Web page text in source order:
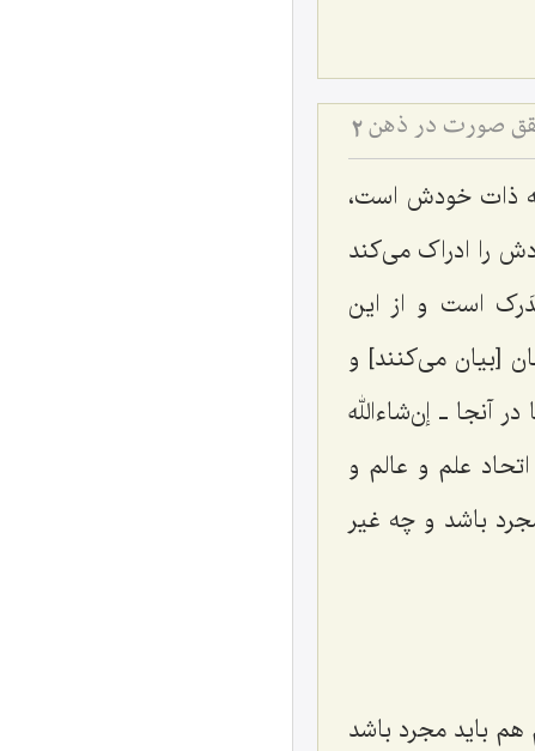
صورت در ذهن 2
ذات خودش است،
را ادراک مى‌کند
است و از این
[بیان مى‌کنند] و
آنجا ـ إن‌شاءالله
علم و عالم و
باشد و چه غیر
باید مجرد باشد